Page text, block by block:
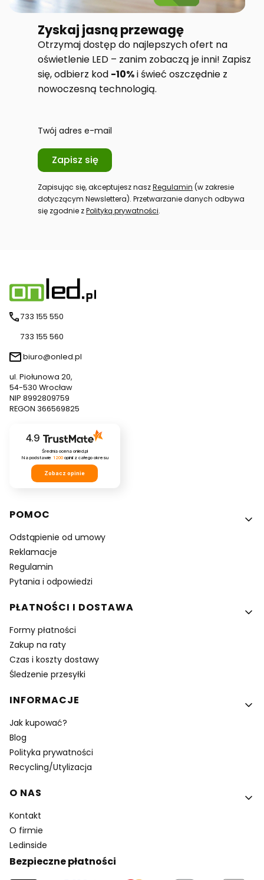
Zyskaj jasną przewagę
Otrzymaj dostęp do najlepszych ofert na
oświetlenie LED – zanim zobaczą je inni! Zapisz
się, odbierz kod -10%i świeć oszczędnie z
nowoczesną technologią.
Twój adres e-mail
Zapisz się
Zapisując się, akceptujesz naszRegulamin (w zakresie
dotyczącym Newslettera). Przetwarzanie danych odbywa
się zgodnie zPolityką prywatności.
733 155 550
733 155 560
biuro@onled.pl
ul. Piołunowa 20,
54-530 Wrocław
NIP 8992809759
REGON 366569825
4.9
Średnia ocena onled.pl
Na podstawie 1200opinii z całego okresu
Zobacz opinie
Linki w stopce
POMOC
Odstąpienie od umowy
Reklamacje
Regulamin
Pytania i odpowiedzi
PŁATNOŚCI I DOSTAWA
Formy płatności
Zakup na raty
Czas i koszty dostawy
Śledzenie przesyłki
INFORMACJE
Jak kupować?
Blog
Polityka prywatności
Recycling/Utylizacja
O NAS
Kontakt
O firmie
Ledinside
Bezpieczne płatności